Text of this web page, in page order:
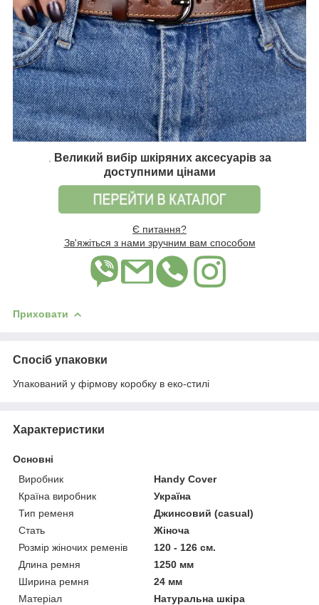
Великий вибір шкіряних аксесуарів за
доступними цінами
Є питання?
Зв'яжіться з нами зручним вам способом
Приховати
Спосіб упаковки
Упакований у фірмову коробку в еко-стилі
Характеристики
Основні
Виробник
Handy Cover
Країна виробник
Україна
Тип ременя
Джинсовий (casual)
Стать
Жіноча
Розмір жіночих ременів
120 - 126 см.
Длина ремня
1250 мм
Ширина ремня
24 мм
Матеріал
Натуральна шкіра